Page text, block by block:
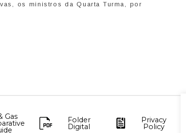
os ministros da Quarta Turma, por
Gas Folder
Digital
Privacy
Policy